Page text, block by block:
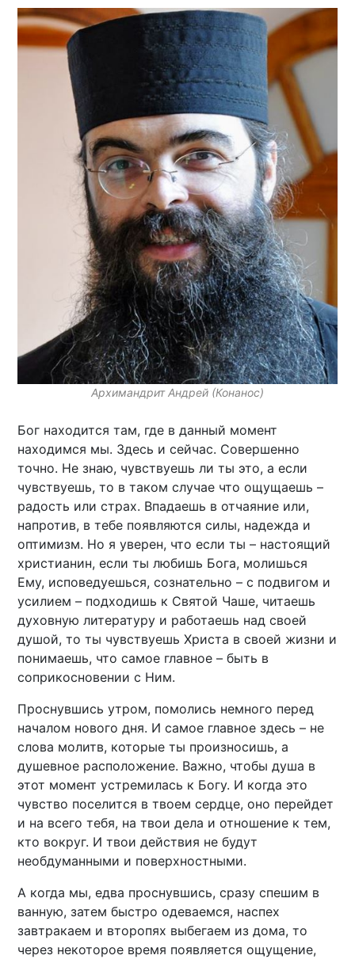
Архимандрит Андрей (Конанос)
Бог находится там, где в данный момент
находимся мы. Здесь и сейчас. Совершенно
точно. Не знаю, чувствуешь ли ты это, а если
чувствуешь, то в таком случае что ощущаешь –
радость или страх. Впадаешь в отчаяние или,
напротив, в тебе появляются силы, надежда и
оптимизм. Но я уверен, что если ты – настоящий
христианин, если ты любишь Бога, молишься
Ему, исповедуешься, сознательно – с подвигом и
усилием – подходишь к Святой Чаше, читаешь
духовную литературу и работаешь над своей
душой, то ты чувствуешь Христа в своей жизни и
понимаешь, что самое главное – быть в
соприкосновении с Ним.
Проснувшись утром, помолись немного перед
началом нового дня. И самое главное здесь – не
слова молитв, которые ты произносишь, а
душевное расположение. Важно, чтобы душа в
этот момент устремилась к Богу. И когда это
чувство поселится в твоем сердце, оно перейдет
и на всего тебя, на твои дела и отношение к тем,
кто вокруг. И твои действия не будут
необдуманными и поверхностными.
А когда мы, едва проснувшись, сразу спешим в
ванную, затем быстро одеваемся, наспех
завтракаем и второпях выбегаем из дома, то
через некоторое время появляется ощущение,